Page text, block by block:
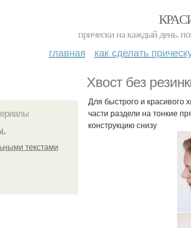
прически на каждый день.
главная как сделать
Хвост без
текстами
Для быстрого и красивого
части раздели на тонкие
конструкцию снизу